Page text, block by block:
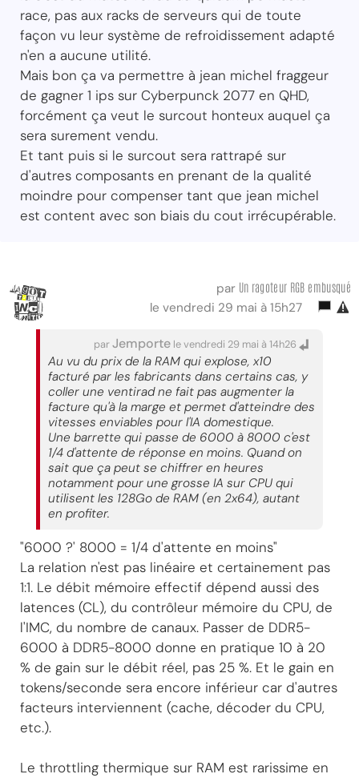
race, pas aux racks de serveurs qui de toute
façon vu leur système de refroidissement adapté
n'en a aucune utilité.
Mais bon ça va permettre à jean michel fraggeur
de gagner 1 ips sur Cyberpunck 2077 en QHD,
forcément ça veut le surcout honteux auquel ça
sera surement vendu.
Et tant puis si le surcout sera rattrapé sur
d'autres composants en prenant de la qualité
moindre pour compenser tant que jean michel
est content avec son biais du cout irrécupérable.
par Un ragoteur RGB embusqué
le vendredi 29 mai à 15h27
parJemporte le vendredi 29 mai à 14h26
Au vu du prix de la RAM qui explose, x10
facturé par les fabricants dans certains cas, y
coller une ventirad ne fait pas augmenter la
facture qu'à la marge et permet d'atteindre des
vitesses enviables pour l'IA domestique.
Une barrette qui passe de 6000 à 8000 c'est
1/4 d'attente de réponse en moins. Quand on
sait que ça peut se chiffrer en heures
notamment pour une grosse IA sur CPU qui
utilisent les 128Go de RAM (en 2x64), autant
en profiter.
"6000 ?' 8000 = 1/4 d'attente en moins"
La relation n'est pas linéaire et certainement pas
1:1. Le débit mémoire effectif dépend aussi des
latences (CL), du contrôleur mémoire du CPU, de
l'IMC, du nombre de canaux. Passer de DDR5-
6000 à DDR5-8000 donne en pratique 10 à 20
% de gain sur le débit réel, pas 25 %. Et le gain en
tokens/seconde sera encore inférieur car d'autres
facteurs interviennent (cache, décoder du CPU,
etc.).
Le throttling thermique sur RAM est rarissime en